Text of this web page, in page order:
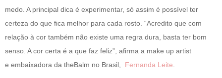
medo. A principal dica é experimentar, só assim é possível ter
certeza do que fica melhor para cada rosto. “Acredito que com
relação à cor também não existe uma regra dura, basta ter bom
senso. A cor certa é a que faz feliz”, afirma a make up artist
e embaixadora da theBalm no Brasil, Fernanda Leite